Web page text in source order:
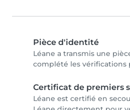
Pièce d'identité
Léane a transmis une
complété les vérifications
Certificat de premiers
Léane est certifié en